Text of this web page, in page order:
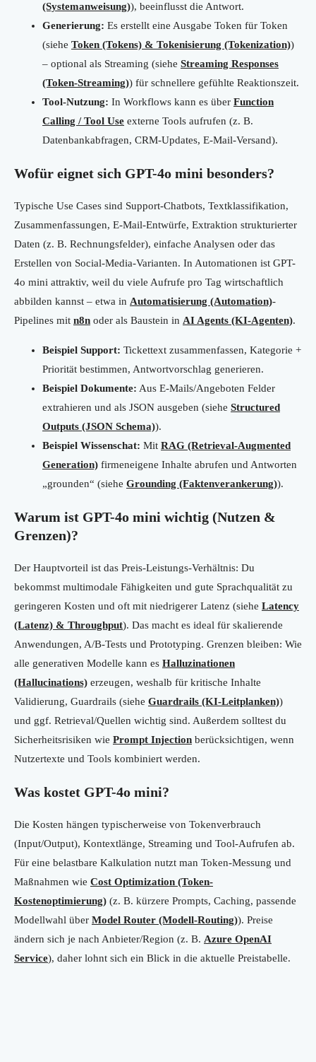
(Systemanweisung)), beeinflusst die Antwort.
Generierung: Es erstellt eine Ausgabe Token für Token
(siehe Token (Tokens) & Tokenisierung (Tokenization))
– optional als Streaming (siehe Streaming Responses
(Token-Streaming)) für schnellere gefühlte Reaktionszeit.
Tool-Nutzung: In Workflows kann es über Function
Calling / Tool Use externe Tools aufrufen (z. B.
Datenbankabfragen, CRM-Updates, E-Mail-Versand).
Wofür eignet sich GPT-4o mini besonders?
Typische Use Cases sind Support-Chatbots, Textklassifikation,
Zusammenfassungen, E-Mail-Entwürfe, Extraktion strukturierter
Daten (z. B. Rechnungsfelder), einfache Analysen oder das
Erstellen von Social-Media-Varianten. In Automationen ist GPT-
4o mini attraktiv, weil du viele Aufrufe pro Tag wirtschaftlich
abbilden kannst – etwa in Automatisierung (Automation)-
Pipelines mit n8n oder als Baustein in AI Agents (KI-Agenten).
Beispiel Support: Tickettext zusammenfassen, Kategorie +
Priorität bestimmen, Antwortvorschlag generieren.
Beispiel Dokumente: Aus E-Mails/Angeboten Felder
extrahieren und als JSON ausgeben (siehe Structured
Outputs (JSON Schema)).
Beispiel Wissenschat: Mit RAG (Retrieval-Augmented
Generation) firmeneigene Inhalte abrufen und Antworten
„grounden“ (siehe Grounding (Faktenverankerung)).
Warum ist GPT-4o mini wichtig (Nutzen &
Grenzen)?
Der Hauptvorteil ist das Preis-Leistungs-Verhältnis: Du
bekommst multimodale Fähigkeiten und gute Sprachqualität zu
geringeren Kosten und oft mit niedrigerer Latenz (siehe Latency
(Latenz) & Throughput). Das macht es ideal für skalierende
Anwendungen, A/B-Tests und Prototyping. Grenzen bleiben: Wie
alle generativen Modelle kann es Halluzinationen
(Hallucinations) erzeugen, weshalb für kritische Inhalte
Validierung, Guardrails (siehe Guardrails (KI-Leitplanken))
und ggf. Retrieval/Quellen wichtig sind. Außerdem solltest du
Sicherheitsrisiken wie Prompt Injection berücksichtigen, wenn
Nutzertexte und Tools kombiniert werden.
Was kostet GPT-4o mini?
Die Kosten hängen typischerweise von Tokenverbrauch
(Input/Output), Kontextlänge, Streaming und Tool-Aufrufen ab.
Für eine belastbare Kalkulation nutzt man Token-Messung und
Maßnahmen wie Cost Optimization (Token-
Kostenoptimierung) (z. B. kürzere Prompts, Caching, passende
Modellwahl über Model Router (Modell-Routing)). Preise
ändern sich je nach Anbieter/Region (z. B. Azure OpenAI
Service), daher lohnt sich ein Blick in die aktuelle Preistabelle.